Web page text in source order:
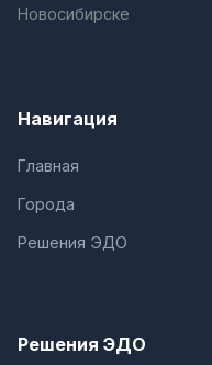
Новосибирске
Навигация
Главная
Города
Решения ЭДО
Решения ЭДО